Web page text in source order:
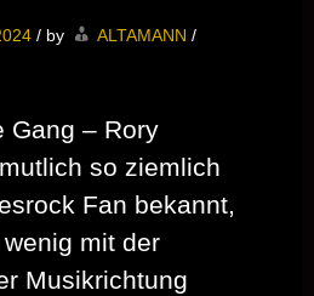
/ by ALTAMANN /
Gang – Rory
so ziemlich
Fan bekannt,
mit der
Musikrichtung